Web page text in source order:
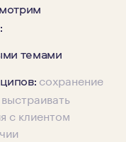
темами
сохранение
с клиентом